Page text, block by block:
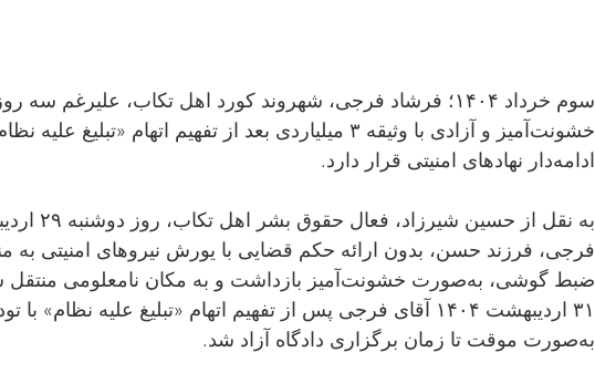
سوم خرداد ۱۴۰۴؛ فرشاد فرجی، شهروند کورد اهل تکاب، علیرغم
خشونت‌آمیز و آزادی با وثیقه ۳ میلیاردی بعد از تفهیم اتهام
ادامه‌دار نهادهای امنیتی قرار دارد.
فرجی، فرزند حسن، بدون ارائه حکم قضایی با یورش نیروهای امنیتی به
ضبط گوشی، به‌صورت خشونت‌آميز بازداشت و به مکان
به‌صورت موقت تا زمان برگزاری دادگاه آزاد شد.